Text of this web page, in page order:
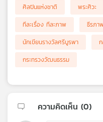
ศิลปินแห่งชาติ
พระศิวะ
ทีละเรื่อง ทีละภาพ
ธีรภา
นักเขียนรางวัลศรีบูรพา
กระทรวงวัฒนธรรม
ความคิดเห็น (0)